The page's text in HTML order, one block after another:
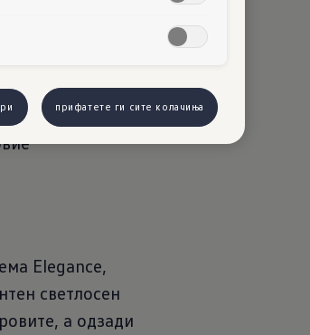
спектар на
и R-Line,
Elegance,
светлосен
а одзади
прифатете ги сите колачиња